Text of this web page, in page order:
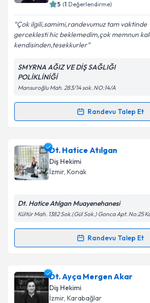
Metni 'ni okudum ve kişisel
kapsamda işlenmesini kabul
Takvim Talebini
5 (1 Değerlendirme)
Çok ilgili,samimi,randevumuz tam vaktinde
gerceklesti hic beklemedim,çok memnun
kendisinden,tesekkurler
SMYRNA AĞIZ VE DİŞ SAĞLIĞI
POLİKLİNİĞİ
Mansuroğlu Mah. 283/14 sok. NO:14/A
Randevu Talep Et
Randevu Takvimi Talebi
Dr. Dt. Yiğit Kaan Polatiçin randevu
oluşturun. Size bu uzmandan randevu
takvim hazırlandığında e-posta ile
Kişisel verilerimin işlenmesine
Metni'ni okudum ve kişisel
Takvim Talebini
Dt. Hatice Atılgan
Diş Hekimi
İzmir, Konak
Dt. Hatice Atılgan Muayenehanesi
Kültür Mah. 1382 Sok.(Gül Sok.) Gonca Apt. No:25
Randevu Talep Et
Randevu Takvimi Talebi
Dt. Hatice Atılganiçin randevu
oluşturun. Size bu uzmandan randevu
takvim hazırlandığında e-posta ile
Dt. Ayça Mergen Akar
Diş Hekimi
İzmir, Karabağlar